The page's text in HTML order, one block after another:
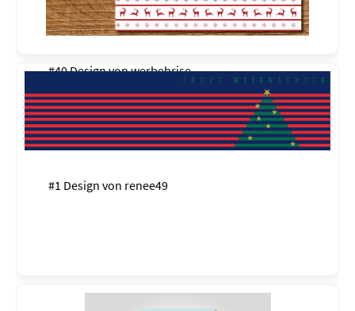
#40 Design vonwerbebrise
#1 Design von renee49